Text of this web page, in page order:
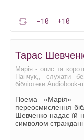
-10 +10
Тарас
Марія - опис та
Панчук,, слухати
бібліотеки Audiobook-
Поема «Марія»
переосмислення
Шевченко надає їй
символом